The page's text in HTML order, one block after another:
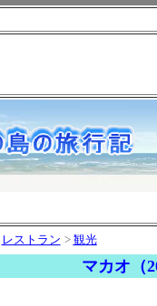
レストラン > 観光
マカオ（